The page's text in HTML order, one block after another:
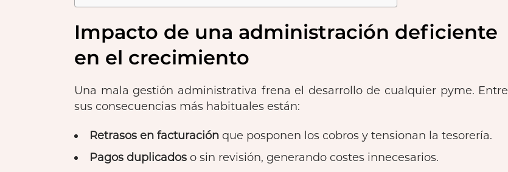
Impacto de una administración deficiente
en el crecimiento
Una mala gestión administrativa frena el desarrollo de cualquier pyme. Entre
sus consecuencias más habituales están:
Retrasos en facturación que posponen los cobros y tensionan la tesorería.
Pagos duplicados o sin revisión, generando costes innecesarios.